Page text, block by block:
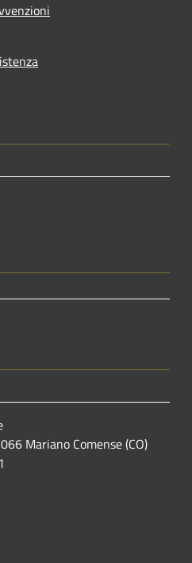
Mariano Comense (CO)